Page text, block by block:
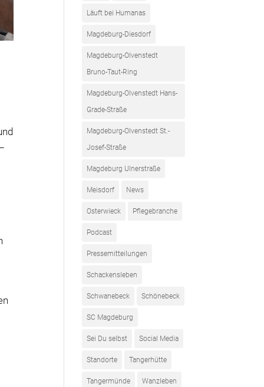
Läuft bei Humanas
Magdeburg-Diesdorf
Magdeburg-Olvenstedt
Bruno-Taut-Ring
Magdeburg-Olvenstedt Hans-
Grade-Straße
Magdeburg-Olvenstedt St.-
Josef-Straße
Magdeburg Ulnerstraße
Meisdorf News
Osterwieck Pflegebranche
Podcast
Pressemitteilungen
Schackensleben
Schwanebeck Schönebeck
SC Magdeburg
Sei Du selbst Social Media
Standorte Tangerhütte
Tangermünde Wanzleben